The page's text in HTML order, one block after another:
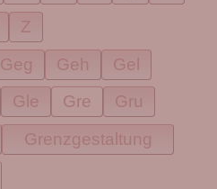
Z
Geg Geh
Gel
Gle Gre
Gru
Grenzgestaltung